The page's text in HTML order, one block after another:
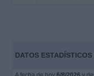
DATOS